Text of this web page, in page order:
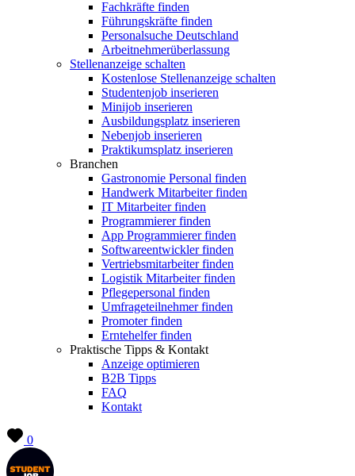
Fachkräfte finden
Führungskräfte finden
Personalsuche Deutschland
Arbeitnehmerüberlassung
Stellenanzeige schalten
Kostenlose Stellenanzeige schalten
Studentenjob inserieren
Minijob inserieren
Ausbildungsplatz inserieren
Nebenjob inserieren
Praktikumsplatz inserieren
Branchen
Gastronomie Personal finden
Handwerk Mitarbeiter finden
IT Mitarbeiter finden
Programmierer finden
App Programmierer finden
Softwareentwickler finden
Vertriebsmitarbeiter finden
Logistik Mitarbeiter finden
Pflegepersonal finden
Umfrageteilnehmer finden
Promoter finden
Erntehelfer finden
Praktische Tipps & Kontakt
Anzeige optimieren
B2B Tipps
FAQ
Kontakt
0